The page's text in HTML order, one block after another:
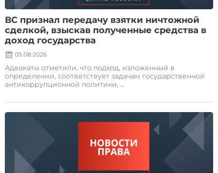
ВС признал передачу взятки ничтожной
сделкой, взыскав полученные средства в
доход государства
05.08.2026
Адвокаты отметили, что подход, изложенный в
определении, соответствует задачам государственной
антикоррупционной политики, ...